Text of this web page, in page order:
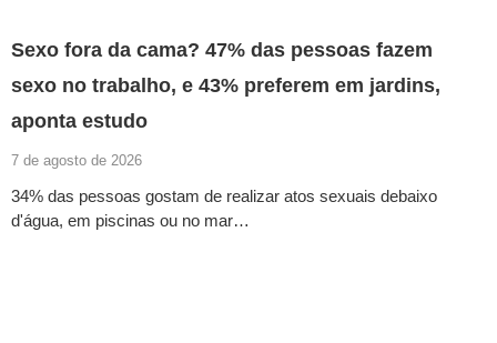
Sexo fora da cama? 47% das pessoas fazem
sexo no trabalho, e 43% preferem em jardins,
aponta estudo
7 de agosto de 2026
34% das pessoas gostam de realizar atos sexuais debaixo
d'água, em piscinas ou no mar…